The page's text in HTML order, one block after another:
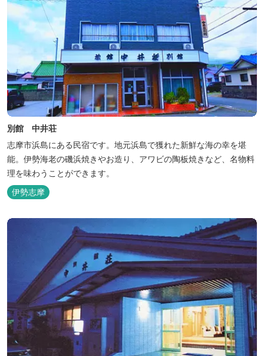
別館 中井荘
志摩市浜島にある民宿です。地元浜島で獲れた新鮮な海の幸を堪
能。伊勢海老の磯浜焼きやお造り、アワビの陶板焼きなど、名物料
理を味わうことができます。
伊勢志摩